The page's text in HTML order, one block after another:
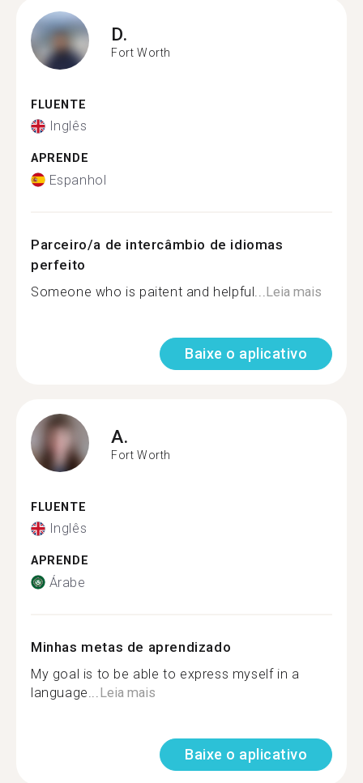
D.
Fort Worth
FLUENTE
Inglês
APRENDE
Espanhol
Parceiro/a de intercâmbio de idiomas
perfeito
Someone who is paitent and helpful... Leia mais
Baixe o aplicativo
A.
Fort Worth
FLUENTE
Inglês
APRENDE
Árabe
Minhas metas de aprendizado
My goal is to be able to express myself in a
language... Leia mais
Baixe o aplicativo